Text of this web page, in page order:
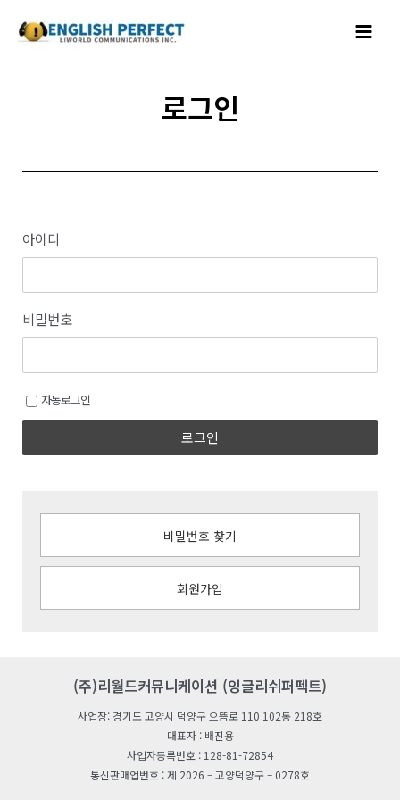
건너뛰기
Menu
로그인
아이디
비밀번호
자동로그인
로그인
비밀번호 찾기
회원가입
(주)리월드커뮤니케이션 (잉글리쉬퍼펙트)
사업장: 경기도 고양시 덕양구 으뜸로 110 102동 218호
대표자 : 배진용
사업자등록번호 : 128-81-72854
통신판매업번호 : 제 2026 – 고양덕양구 – 0278호